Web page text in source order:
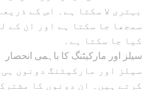
بہتری لا سکتا ہے۔ اس کے
سمجھا جا سکتا ہے اور ان کے
کیا جا سکتا ہے۔
سیلز اور مارکیٹنگ کا باہمی انحصار
سیلز اور مارکیٹنگ دونوں
کرتے ہیں۔ ان دونوں کا